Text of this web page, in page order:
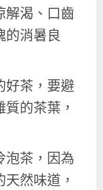
解渴、口齒
的消暑良
好茶，要避
的茶葉，
泡茶，因為
然味道，